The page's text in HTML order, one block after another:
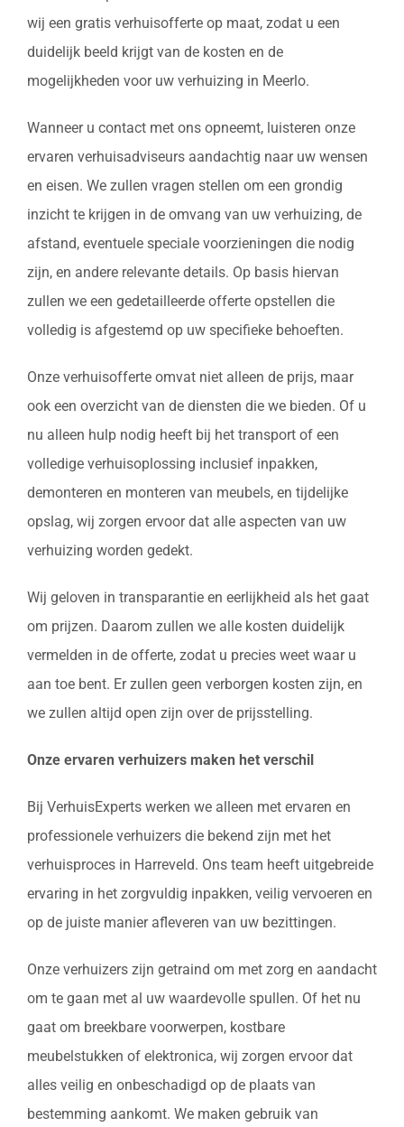
wij een gratis verhuisofferte op maat, zodat u een
duidelijk beeld krijgt van de kosten en de
mogelijkheden voor uw verhuizing in Meerlo.
Wanneer u contact met ons opneemt, luisteren onze
ervaren verhuisadviseurs aandachtig naar uw wensen
en eisen. We zullen vragen stellen om een grondig
inzicht te krijgen in de omvang van uw verhuizing, de
afstand, eventuele speciale voorzieningen die nodig
zijn, en andere relevante details. Op basis hiervan
zullen we een gedetailleerde offerte opstellen die
volledig is afgestemd op uw specifieke behoeften.
Onze verhuisofferte omvat niet alleen de prijs, maar
ook een overzicht van de diensten die we bieden. Of u
nu alleen hulp nodig heeft bij het transport of een
volledige verhuisoplossing inclusief inpakken,
demonteren en monteren van meubels, en tijdelijke
opslag, wij zorgen ervoor dat alle aspecten van uw
verhuizing worden gedekt.
Wij geloven in transparantie en eerlijkheid als het gaat
om prijzen. Daarom zullen we alle kosten duidelijk
vermelden in de offerte, zodat u precies weet waar u
aan toe bent. Er zullen geen verborgen kosten zijn, en
we zullen altijd open zijn over de prijsstelling.
Onze ervaren verhuizers maken het verschil
Bij VerhuisExperts werken we alleen met ervaren en
professionele verhuizers die bekend zijn met het
verhuisproces in Harreveld. Ons team heeft uitgebreide
ervaring in het zorgvuldig inpakken, veilig vervoeren en
op de juiste manier afleveren van uw bezittingen.
Onze verhuizers zijn getraind om met zorg en aandacht
om te gaan met al uw waardevolle spullen. Of het nu
gaat om breekbare voorwerpen, kostbare
meubelstukken of elektronica, wij zorgen ervoor dat
alles veilig en onbeschadigd op de plaats van
bestemming aankomt. We maken gebruik van